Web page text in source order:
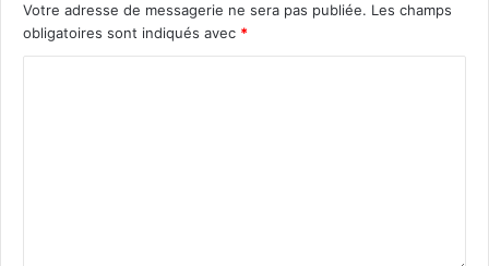
Votre adresse de messagerie ne sera pas publiée. Les champs
obligatoires sont indiqués avec *